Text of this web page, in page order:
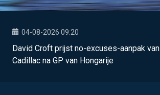
04-08-2026 09:20
David Croft prijst no-excuses-aanpak van
Cadillac na GP van Hongarije